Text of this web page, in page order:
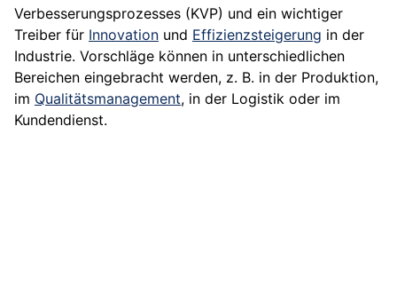
Verbesserungsprozesses (KVP) und ein wichtiger
Treiber für Innovation und Effizienzsteigerung in der
Industrie. Vorschläge können in unterschiedlichen
Bereichen eingebracht werden, z. B. in der Produktion,
im Qualitätsmanagement, in der Logistik oder im
Kundendienst.